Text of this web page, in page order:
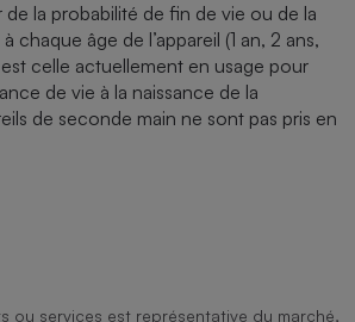
la probabilité de fin de vie ou de la
chaque âge de l’appareil (1 an, 2 ans,
celle actuellement en usage pour
de vie à la naissance de la
de seconde main ne sont pas pris en
ou services est représentative du marché,